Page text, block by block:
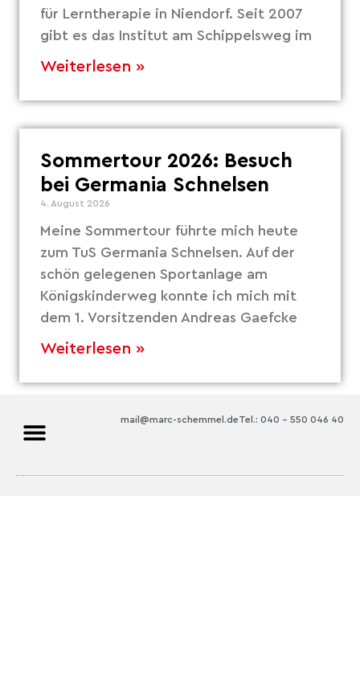
für Lerntherapie in Niendorf. Seit 2007
gibt es das Institut am Schippelsweg im
Weiterlesen »
Sommertour 2026: Besuch
bei Germania Schnelsen
4. August 2026
Meine Sommertour führte mich heute
zum TuS Germania Schnelsen. Auf der
schön gelegenen Sportanlage am
Königskinderweg konnte ich mich mit
dem 1. Vorsitzenden Andreas Gaefcke
Weiterlesen »
Tel.: 040 – 550 046 40
mail@marc-schemmel.de